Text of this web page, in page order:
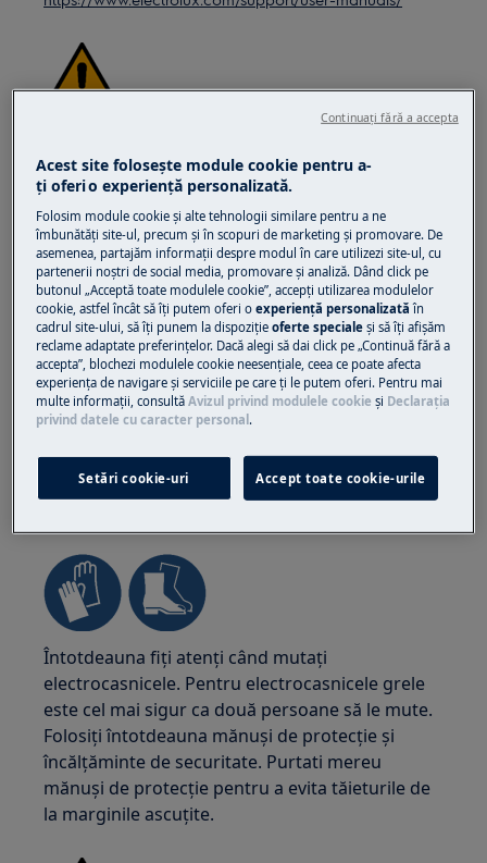
Înainte de orice operațiune de reparație sau
întreținere, dezactivați aparatul și deconectați
ștecherul din priză.
Întotdeauna fiți atenți când mutați
electrocasnicele. Pentru electrocasnicele grele
este cel mai sigur ca două persoane să le mute.
Folosiți întotdeauna mănuși de protecție și
încălțăminte de securitate. Purtati mereu
mănuși de protecție pentru a evita tăieturile de
la marginile ascuțite.
Acest site folosește module cookie pentru a-
ţi oferi o experienţă personalizată.
Folosim module cookie și alte tehnologii similare pentru a ne
îmbunătăţi site-ul, precum și în scopuri de marketing și promovare. De
asemenea, partajăm informaţii despre modul în care utilizezi site-ul, cu
partenerii noștri de social media, promovare și analiză. Dând click pe
butonul „Acceptă toate modulele cookie”, accepţi utilizarea modulelor
cookie, astfel încât să îţi putem oferi oexperienţă personalizată în
cadrul site-ului, să îţi punem la dispoziţieoferte speciale și să îţi afișăm
reclame adaptate preferinţelor. Dacă alegi să dai click pe „Continuă fără a
accepta”, blochezi modulele cookie neesenţiale, ceea ce poate afecta
experienţa de navigare și serviciile pe care ţi le putem oferi. Pentru mai
multe informaţii, consultăAvizul privind modulele cookie și Declaraţia
privind datele cu caracter personal .
Setări cookie-uri Accept toate cookie-urile
Continuați fără a accepta